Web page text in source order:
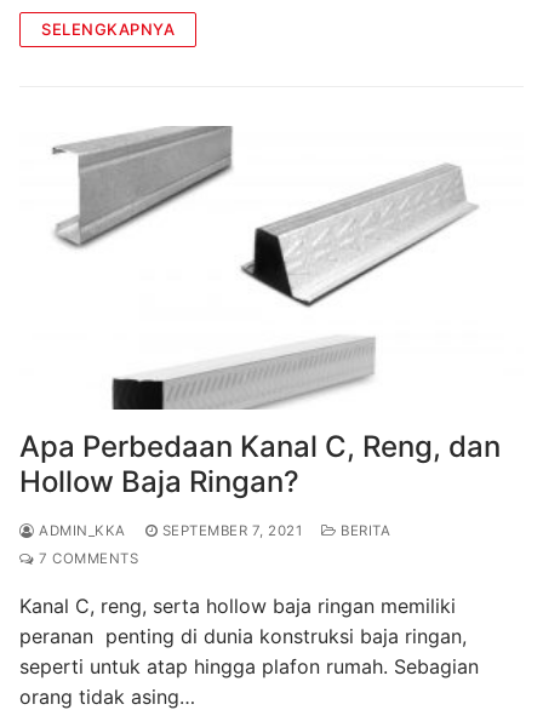
SELENGKAPNYA
Apa Perbedaan Kanal C, Reng, dan
Hollow Baja Ringan?
ADMIN_KKA SEPTEMBER 7, 2021
BERITA
7 COMMENTS
Kanal C, reng, serta hollow baja ringan memiliki
peranan penting di dunia konstruksi baja ringan,
seperti untuk atap hingga plafon rumah. Sebagian
orang tidak asing…